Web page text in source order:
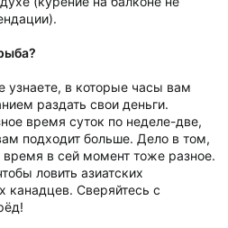
узнаете, в которые часы вам
раздать свои деньги.
время суток по неделе-две,
подходит больше. Дело в том,
время в сей момент тоже разное.
ловить азиатских
канадцев. Сверяйтесь с